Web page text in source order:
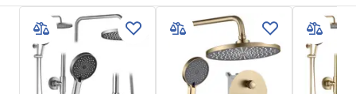
Tip cabina
De colt
Culoare sticla
Transparent 6mm
Tip de deschidere
Batanta
Seria
Atlas
Warunki bezpieczeństwa
WARUNKI BEZPIECZENSTWA KABINY DRZWI
PARAWANY.pdf